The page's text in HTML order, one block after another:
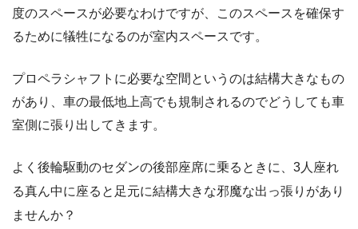
度のスペースが必要なわけですが、このスペースを確保す
るために犠牲になるのが室内スペースです。
プロペラシャフトに必要な空間というのは結構大きなもの
があり、車の最低地上高でも規制されるのでどうしても車
室側に張り出してきます。
よく後輪駆動のセダンの後部座席に乗るときに、3人座れ
る真ん中に座ると足元に結構大きな邪魔な出っ張りがあり
ませんか？